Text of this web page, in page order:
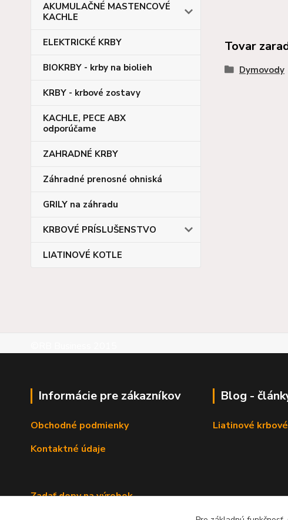
AKUMULAČNÉ MASTENCOVÉ
KACHLE
ELEKTRICKÉ KRBY
BIOKRBY - krby na biolieh
KRBY - krbové zostavy
KACHLE, PECE ABX
odporúčame
ZAHRADNÉ KRBY
Záhradné prenosné ohniská
GRILY na záhradu
KRBOVÉ PRÍSLUŠENSTVO
LIATINOVÉ KOTLE
Tovar
Dymovody
Informácie pre zákazníkov
Obchodné podmienky
Kontaktné údaje
Zadať dopy na výrobok
Blog -
Liatinové